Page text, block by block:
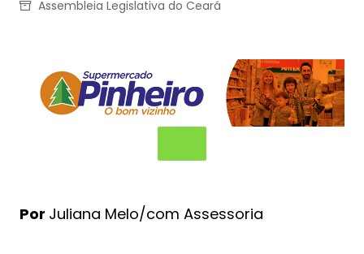
Assembleia Legislativa do Ceará
Por Juliana Melo/com Assessoria